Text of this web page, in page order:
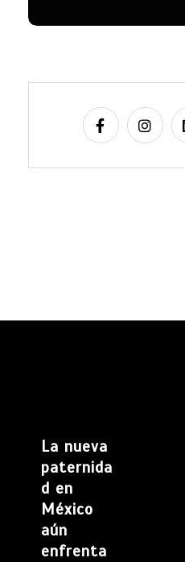
La nueva
paternida
d en
México
aún
enfrenta